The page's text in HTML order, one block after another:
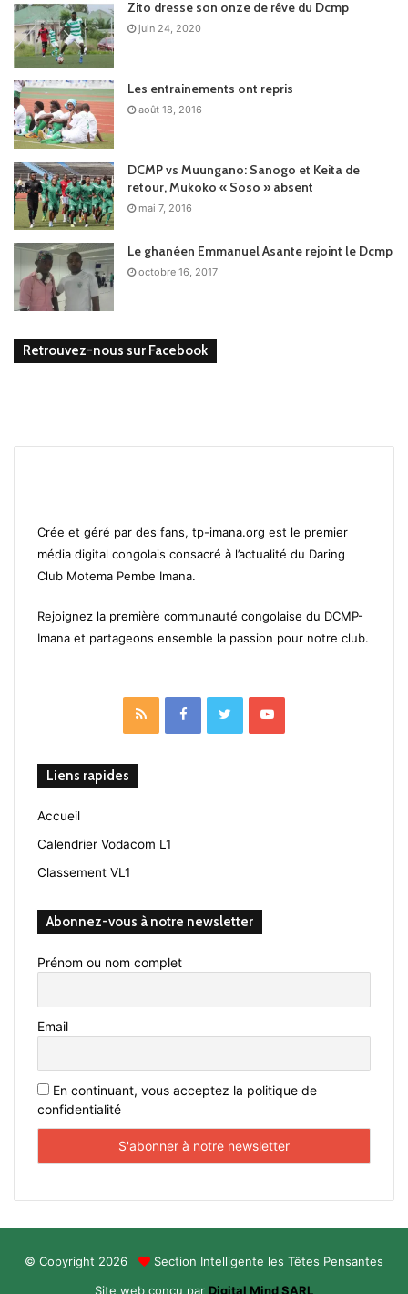
Zito dresse son onze de rêve du Dcmp
juin 24, 2020
Les entrainements ont repris
août 18, 2016
DCMP vs Muungano: Sanogo et Keita de
retour, Mukoko « Soso » absent
mai 7, 2016
Le ghanéen Emmanuel Asante rejoint le Dcmp
octobre 16, 2017
Retrouvez-nous sur Facebook
Crée et géré par des fans, tp-imana.org est le premier
média digital congolais consacré à l’actualité du Daring
Club Motema Pembe Imana.
Rejoignez la première communauté congolaise du DCMP-
Imana et partageons ensemble la passion pour notre club.
RSS FacebookTwitterYouTube
Liens rapides
Accueil
Calendrier Vodacom L1
Classement VL1
Abonnez-vous à notre newsletter
Prénom ou nom complet
Email
En continuant, vous acceptez la politique de
confidentialité
© Copyright 2026
Section Intelligente les Têtes Pensantes
Site web conçu par Digital Mind SARL